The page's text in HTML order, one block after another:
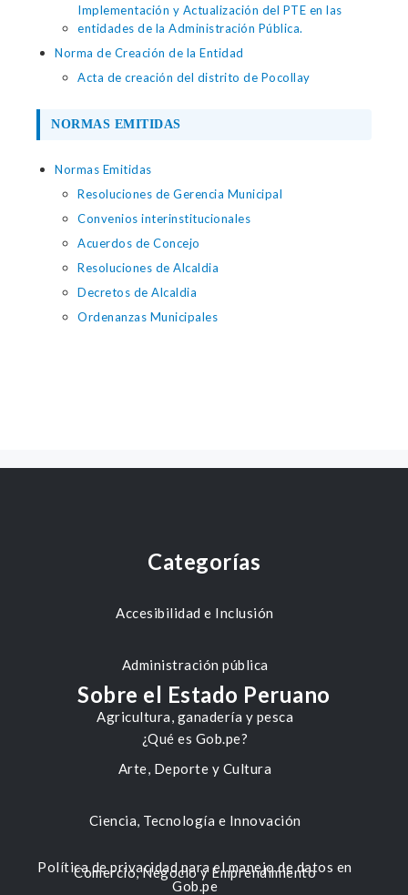
Implementación y Actualización del PTE en las
entidades de la Administración Pública.
Norma de Creación de la Entidad
Acta de creación del distrito de Pocollay
NORMAS EMITIDAS
Normas Emitidas
Resoluciones de Gerencia Municipal
Convenios interinstitucionales
Acuerdos de Concejo
Resoluciones de Alcaldia
Decretos de Alcaldia
Ordenanzas Municipales
Categorías
Accesibilidad e Inclusión
Administración pública
Agricultura, ganadería y pesca
Arte, Deporte y Cultura
Ciencia, Tecnología e Innovación
Comercio, Negocio y Emprendimiento
Sobre el Estado Peruano
¿Qué es Gob.pe?
Política de privacidad para el manejo de datos en
Gob.pe